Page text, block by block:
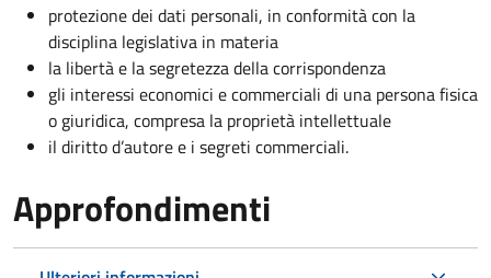
protezione dei dati personali, in conformità con la
disciplina legislativa in materia
la libertà e la segretezza della corrispondenza
gli interessi economici e commerciali di una persona fisica
o giuridica, compresa la proprietà intellettuale
il diritto d’autore e i segreti commerciali.
Approfondimenti